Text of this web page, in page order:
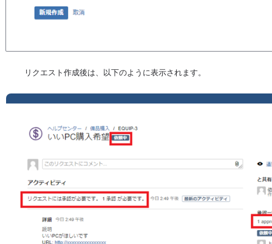
リクエスト作成後は、以下のように表示されます。